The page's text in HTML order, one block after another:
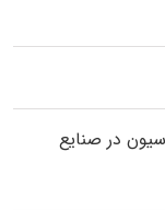
در صنایع